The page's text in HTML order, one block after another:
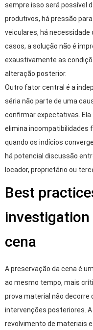
sempre isso será possível
produtivos, há pressão
veiculares, há necessidade
casos, a solução não é
exaustivamente as
alteração posterior.
Outro fator central é a
séria não parte de uma
confirmar expectativas.
elimina incompatibilidades
quando os indícios
há potencial discussão
locador, proprietário ou
Best
investigation
cena
A preservação da cena é
ao mesmo tempo, mais
prova material não decorre
intervenções posteriores.
revolvimento de materiais